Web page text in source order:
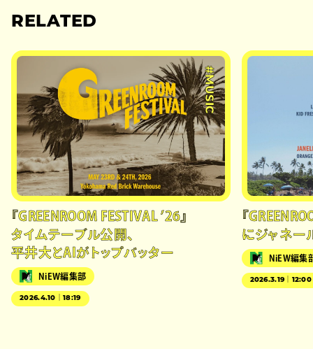
RELATED
#MUSIC
『GREENROOM FESTIVAL ’26』
タイムテーブル公開、
平井大とAIがトップバッター
NiEW編集部
2026.4.10｜18:19
『
にジャネー
NiEW編集
2026.3.19｜12:00